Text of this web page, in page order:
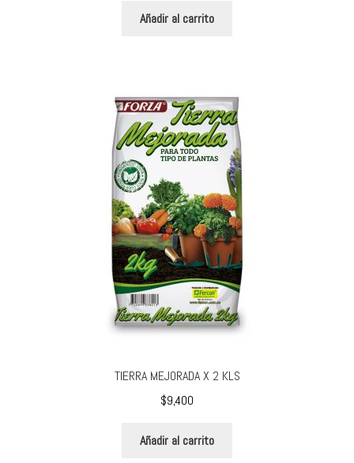
Añadir al carrito
TIERRA MEJORADA X 2 KLS
$9,400
Añadir al carrito